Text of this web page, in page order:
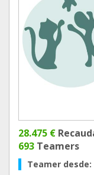
28.475 €
693 Teamers
Teamer desde: